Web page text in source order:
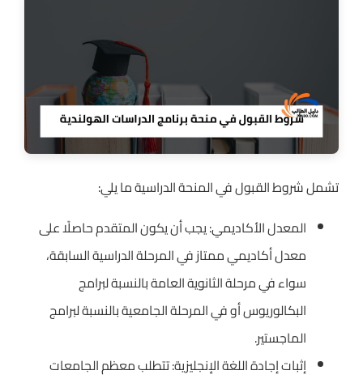
تشمل شروط القبول في المنحة الدراسية ما يلي:
المعدل الأكاديمي: يجب أن يكون المتقدم حاصلًا على
معدل أكاديمي ممتاز في المرحلة الدراسية السابقة،
سواء في مرحلة الثانوية العامة بالنسبة لبرامج
البكالوريوس أو في المرحلة الجامعية بالنسبة لبرامج
الماجستير.
إثبات إجادة اللغة الإنجليزية: تتطلب معظم الجامعات